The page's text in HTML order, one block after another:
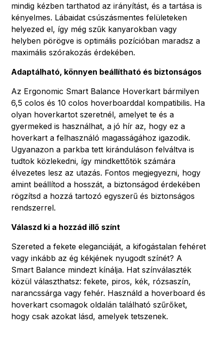
mindig kézben tarthatod az irányítást, és a tartása is
kényelmes. Lábaidat csúszásmentes felületeken
helyezed el, így még szűk kanyarokban vagy
helyben pörögve is optimális pozícióban maradsz a
maximális szórakozás érdekében.
Adaptálható, könnyen beállítható és biztonságos
Az Ergonomic Smart Balance Hoverkart bármilyen
6,5 colos és 10 colos hoverboarddal kompatibilis. Ha
olyan hoverkartot szeretnél, amelyet te és a
gyermeked is használhat, a jó hír az, hogy ez a
hoverkart a felhasználó magasságához igazodik.
Ugyanazon a parkba tett kiránduláson felváltva is
tudtok közlekedni, így mindkettőtök számára
élvezetes lesz az utazás. Fontos megjegyezni, hogy
amint beállítod a hosszát, a biztonságod érdekében
rögzítsd a hozzá tartozó egyszerű és biztonságos
rendszerrel.
Válaszd ki a hozzád illő színt
Szereted a fekete eleganciáját, a kifogástalan fehéret
vagy inkább az ég kékjének nyugodt színét? A
Smart Balance mindezt kínálja. Hat színválaszték
közül választhatsz: fekete, piros, kék, rózsaszín,
narancssárga vagy fehér. Használd a hoverboard és
hoverkart csomagok oldalán található szűrőket,
hogy csak azokat lásd, amelyek tetszenek.